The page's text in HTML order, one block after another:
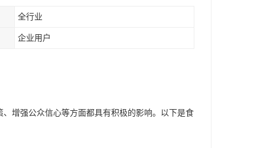
全行业
企业用户
增强公众信心等方面都具有积极的影响。以下是食